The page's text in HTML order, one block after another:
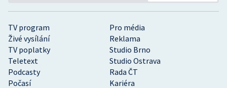
TV program
Pro média
Živé vysílání
Reklama
TV poplatky
Studio Brno
Teletext
Studio Ostrava
Podcasty
Rada ČT
Počasí
Kariéra